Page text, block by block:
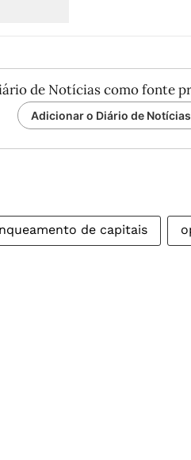
de Notícias como fonte
Adicionar o Diário de
de capitais